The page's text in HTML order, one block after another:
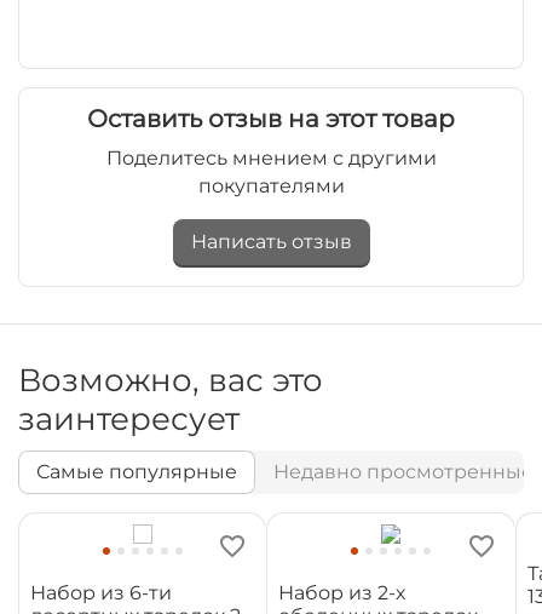
Оставить отзыв на этот товар
Поделитесь мнением с другими
покупателями
Написать отзыв
Возможно, вас это
заинтересует
Самые популярные Недавно просмотренные
Набор из 6-ти
Набор из 2-х